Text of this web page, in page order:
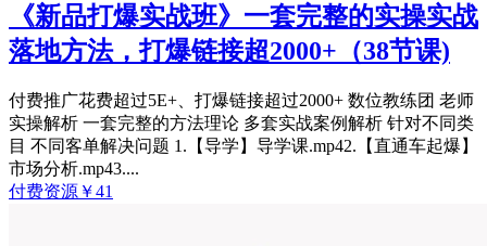
《新品打爆实战班》一套完整的实操实战
落地方法，打爆链接超2000+（38节课)
付费推广花费超过5E+、打爆链接超过2000+ 数位教练团 老师
实操解析 一套完整的方法理论 多套实战案例解析 针对不同类
目 不同客单解决问题 1.【导学】导学课.mp42.【直通车起爆】
市场分析.mp43....
付费资源 ￥41